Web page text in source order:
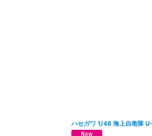
ハセガワ 1/48 海上自衛隊